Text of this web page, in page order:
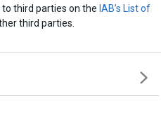
third parties on the IAB’s List of
third parties.